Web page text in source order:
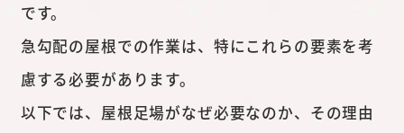
です。
急勾配の屋根での作業は、特にこれらの要素を考
慮する必要があります。
以下では、屋根足場がなぜ必要なのか、その理由